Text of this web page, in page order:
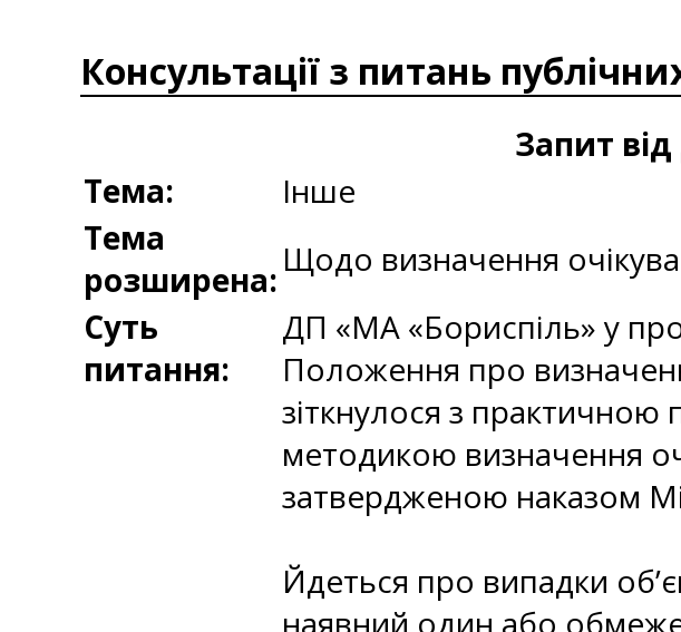
Консультації з питань
Запит
Тема:
Інше
Тема
розширена: Щодо визначення
Суть
питання:
ДП «МА «Бориспіль» у
Положення про
зіткнулося з
методикою визначення
затвердженою наказом
Йдеться про випадки
наявний один або